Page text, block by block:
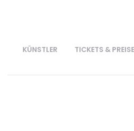
KÜNSTLER TICKETS & PREISE